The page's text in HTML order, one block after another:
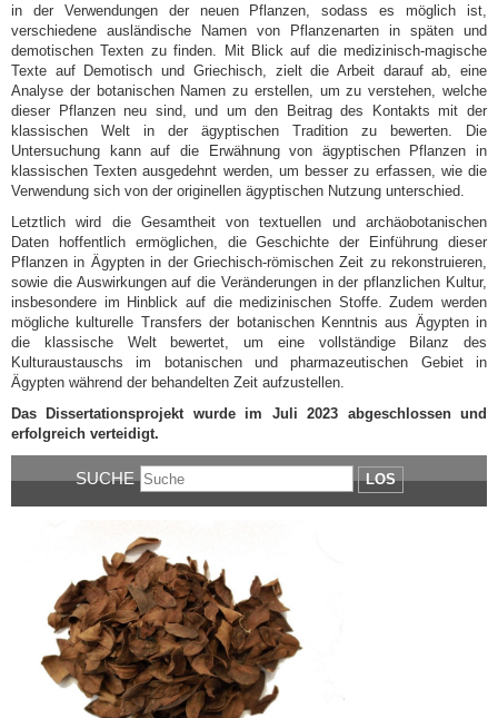
in der Verwendungen der neuen Pflanzen, sodass es möglich ist,
verschiedene ausländische Namen von Pflanzenarten in späten und
demotischen Texten zu finden. Mit Blick auf die medizinisch-magische
Texte auf Demotisch und Griechisch, zielt die Arbeit darauf ab, eine
Analyse der botanischen Namen zu erstellen, um zu verstehen, welche
dieser Pflanzen neu sind, und um den Beitrag des Kontakts mit der
klassischen Welt in der ägyptischen Tradition zu bewerten. Die
Untersuchung kann auf die Erwähnung von ägyptischen Pflanzen in
klassischen Texten ausgedehnt werden, um besser zu erfassen, wie die
Verwendung sich von der originellen ägyptischen Nutzung unterschied.
Letztlich wird die Gesamtheit von textuellen und archäobotanischen
Daten hoffentlich ermöglichen, die Geschichte der Einführung dieser
Pflanzen in Ägypten in der Griechisch-römischen Zeit zu rekonstruieren,
sowie die Auswirkungen auf die Veränderungen in der pflanzlichen Kultur,
insbesondere im Hinblick auf die medizinischen Stoffe. Zudem werden
mögliche kulturelle Transfers der botanischen Kenntnis aus Ägypten in
die klassische Welt bewertet, um eine vollständige Bilanz des
Kulturaustauschs im botanischen und pharmazeutischen Gebiet in
Ägypten während der behandelten Zeit aufzustellen.
Das Dissertationsprojekt wurde im Juli 2023 abgeschlossen und
erfolgreich verteidigt.
SUCHE LOS